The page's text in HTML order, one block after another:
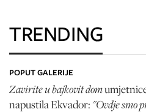
TRENDING
POPUT GALERIJE
Zavirite u bajkovit dom
napustila Ekvador: "Ovdje smo